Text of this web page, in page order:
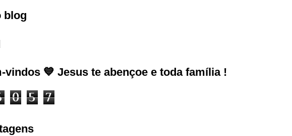
blog
vindos 💙 Jesus te abençoe e toda família !
0 5 7